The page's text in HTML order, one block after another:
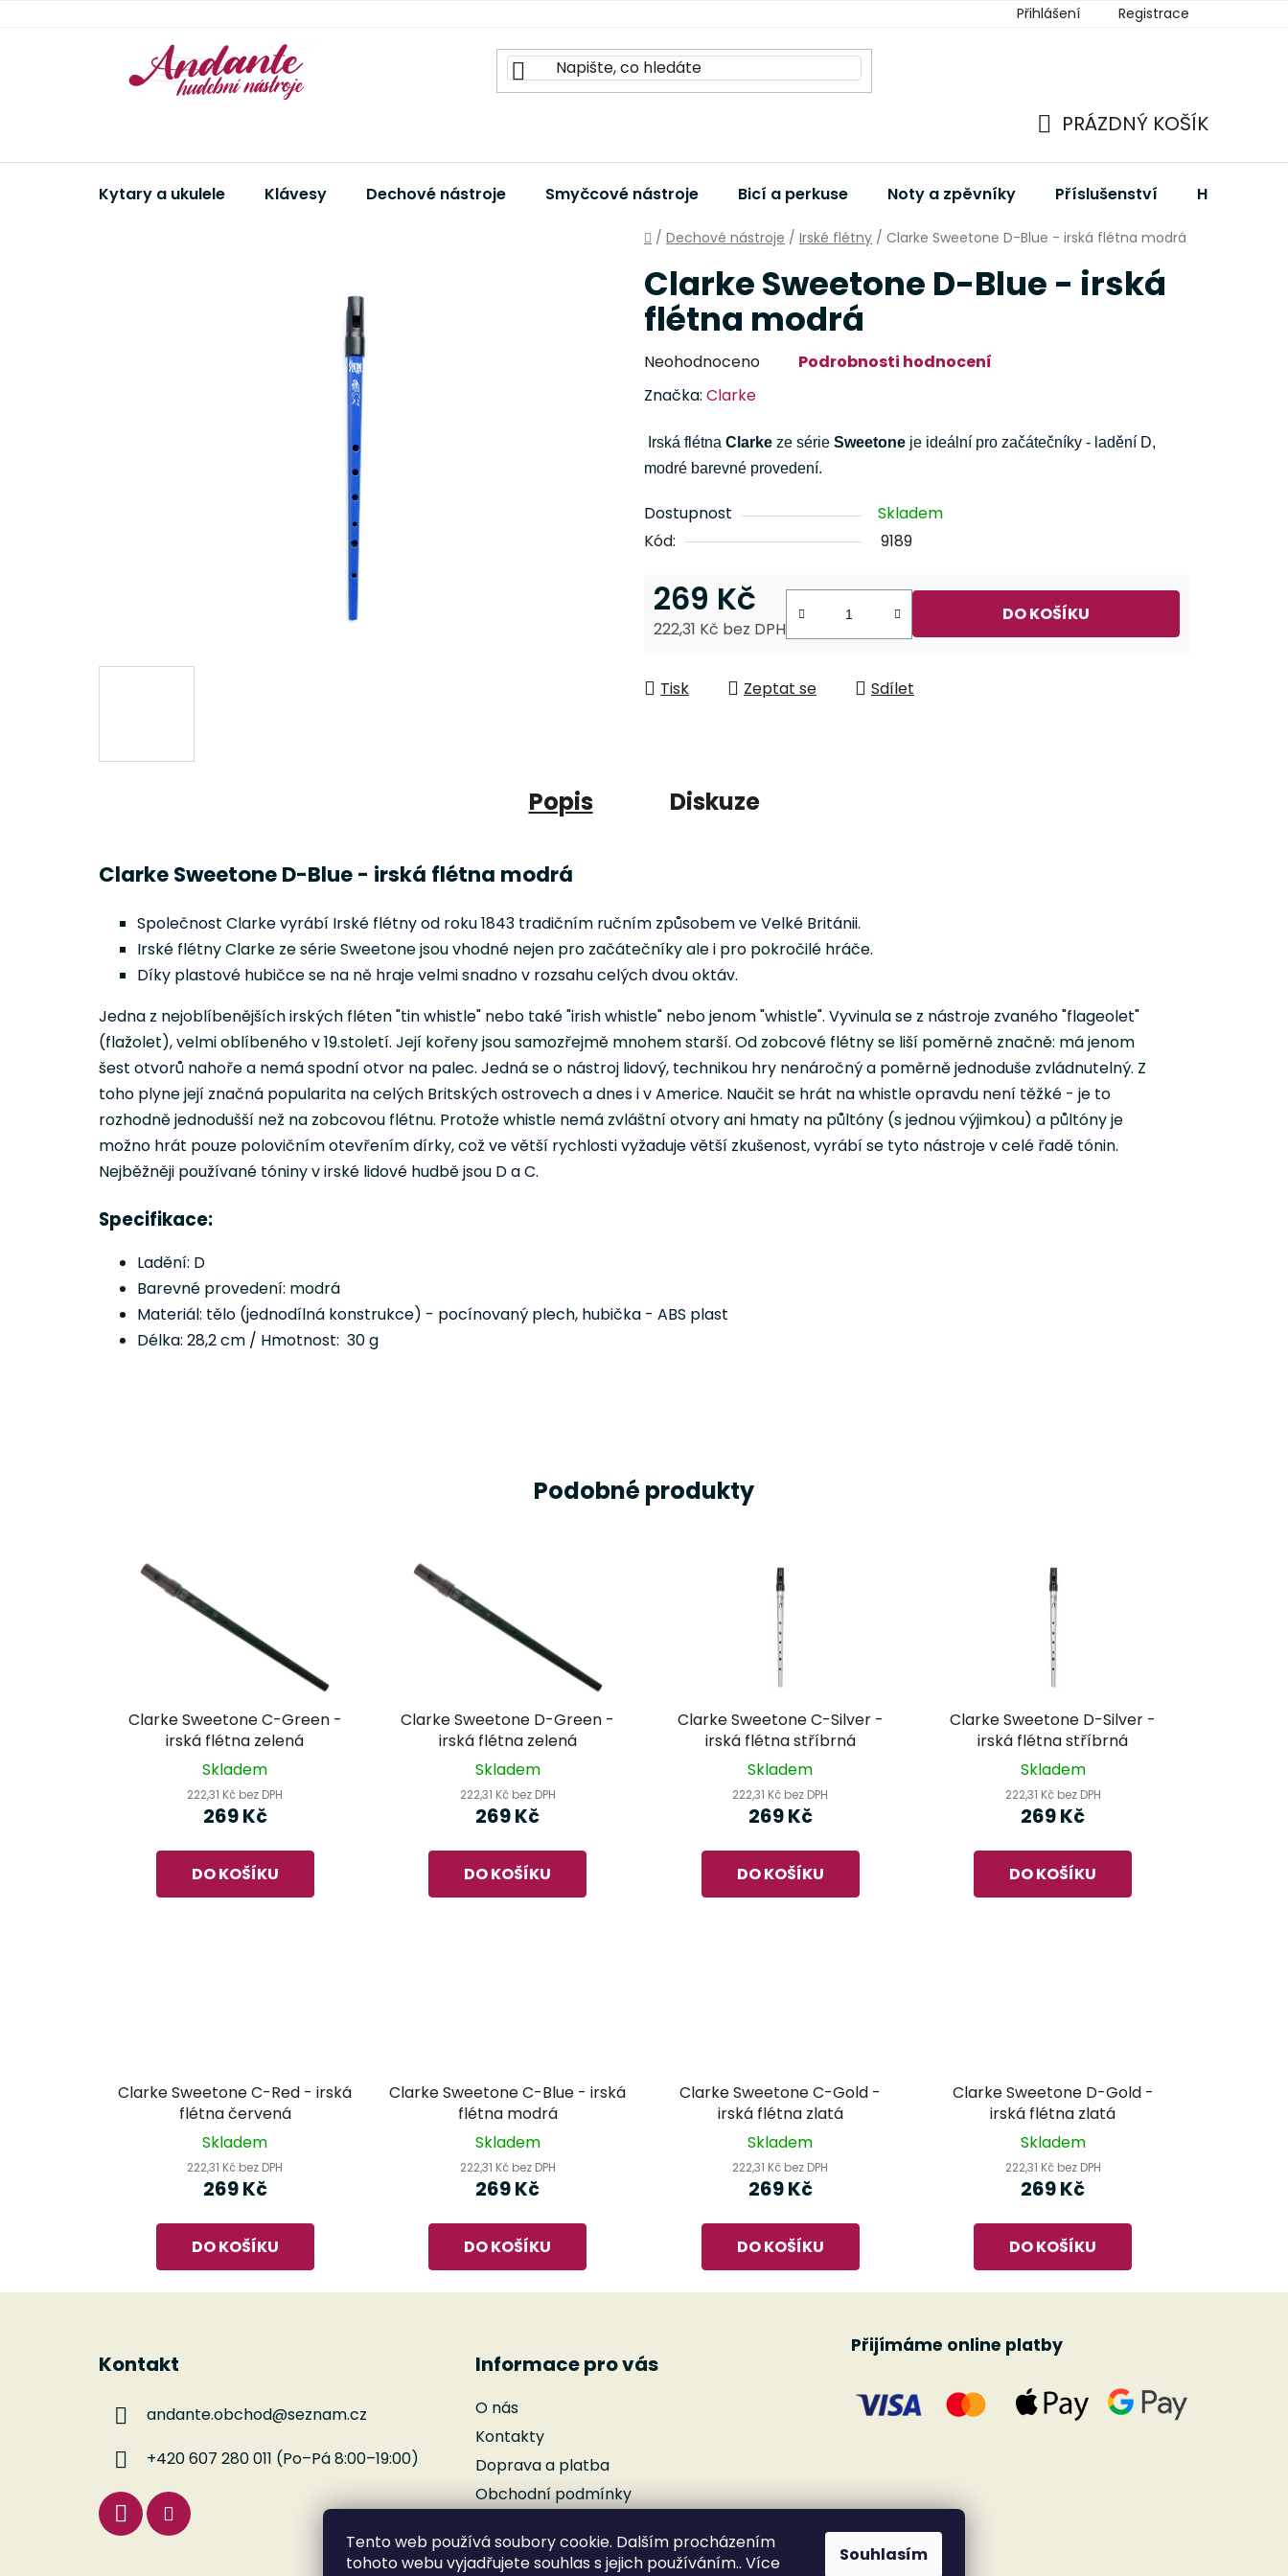
Tento web používá soubory cookie. Dalším procházením
tohoto webu vyjadřujete souhlas s jejich používáním.. Více
Souhlasím
na
Přihlášení Registrace
KOŠÍK
PRÁZDNÝ KOŠÍK
Kytary a ukulele Klávesy Dechové nástroje Smyčcové nástroje Bicí a perkuse Noty a zpěvníky Příslušenství Hudební
Domů
/ Dechové nástroje / Irské flétny / Clarke Sweetone D-Blue - irská flétna modrá
Clarke Sweetone D-Blue - irská
flétna modrá
Průměrné
produktu
je
5
hvězdiček.
Neohodnoceno
Podrobnosti hodnocení
Značka: Clarke
Irská flétna Clarke ze série Sweetone je ideální pro začátečníky - ladění D,
modré barevné provedení.
Dostupnost
Skladem
Kód:
9189
269 Kč
222,31 Kč bez DPH
DO KOŠÍKU
Tisk Zeptat se Sdílet
Popis Diskuze
Clarke Sweetone D-Blue - irská flétna modrá
Společnost Clarke vyrábí Irské flétny od roku 1843 tradičním ručním způsobem ve Velké Británii.
Irské flétny Clarke ze série Sweetone jsou vhodné nejen pro začátečníky ale i pro pokročilé hráče.
Díky plastové hubičce se na ně hraje velmi snadno v rozsahu celých dvou oktáv.
Jedna z nejoblíbenějších irských fléten "tin whistle" nebo také "irish whistle" nebo jenom "whistle". Vyvinula se z nástroje zvaného "flageolet"
(flažolet), velmi oblíbeného v 19.století. Její kořeny jsou samozřejmě mnohem starší. Od zobcové flétny se liší poměrně značně: má jenom
šest otvorů nahoře a nemá spodní otvor na palec. Jedná se o nástroj lidový, technikou hry nenáročný a poměrně jednoduše zvládnutelný. Z
toho plyne její značná popularita na celých Britských ostrovech a dnes i v Americe. Naučit se hrát na whistle opravdu není těžké - je to
rozhodně jednodušší než na zobcovou flétnu. Protože whistle nemá zvláštní otvory ani hmaty na půltóny (s jednou výjimkou) a půltóny je
možno hrát pouze polovičním otevřením dírky, což ve větší rychlosti vyžaduje větší zkušenost, vyrábí se tyto nástroje v celé řadě tónin.
Nejběžněji používané tóniny v irské lidové hudbě jsou D a C.
Specifikace:
Ladění: D
Barevné provedení: modrá
Materiál: tělo (jednodílná konstrukce) - pocínovaný plech, hubička - ABS plast
Délka: 28,2 cm / Hmotnost: 30 g
Podobné produkty
Clarke Sweetone C-Green -
irská flétna zelená
Skladem
222,31 Kč bez DPH
269 Kč
DO KOŠÍKU
Clarke Sweetone D-Green -
irská flétna zelená
Skladem
222,31 Kč bez DPH
269 Kč
DO KOŠÍKU
Clarke Sweetone C-Silver -
irská flétna stříbrná
Skladem
222,31 Kč bez DPH
269 Kč
DO KOŠÍKU
Clarke Sweetone D-Silver -
irská flétna stříbrná
Skladem
222,31 Kč bez DPH
269 Kč
DO KOŠÍKU
Clarke Sweetone C-Red - irská
flétna červená
Skladem
222,31 Kč bez DPH
269 Kč
DO KOŠÍKU
Clarke Sweetone C-Blue - irská
flétna modrá
Skladem
222,31 Kč bez DPH
269 Kč
DO KOŠÍKU
Clarke Sweetone C-Gold -
irská flétna zlatá
Skladem
222,31 Kč bez DPH
269 Kč
DO KOŠÍKU
Clarke Sweetone D-Gold -
irská flétna zlatá
Skladem
222,31 Kč bez DPH
269 Kč
DO KOŠÍKU
Kontakt
andante.obchod@seznam.cz
+420 607 280 011 (Po–Pá 8:00–19:00)
Informace pro vás
O nás
Kontakty
Doprava a platba
Obchodní podmínky
Reklamace
Přijímáme online platby